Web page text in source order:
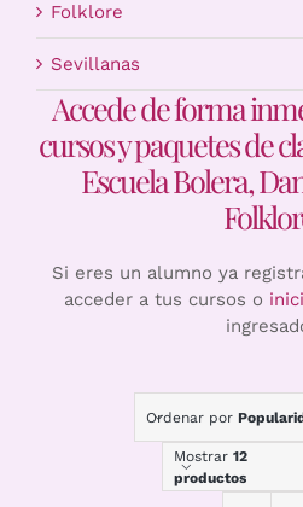
Folklore
Sevillanas
Accede de forma
cursos y paquetes de
Escuela Bolera,
Si eres un alumno ya
acceder a tus cursos o
Ordenar por
Mostrar 12
productos